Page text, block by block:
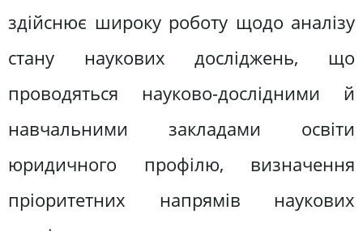
здійснює широку роботу щодо аналізу
стану наукових досліджень, що
проводяться науково-дослідними й
навчальними закладами освіти
юридичного профілю, визначення
пріоритетних напрямів наукових